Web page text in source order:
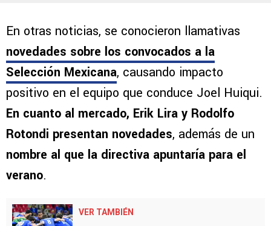
En otras noticias, se conocieron llamativas
novedades sobre los convocados a la
Selección Mexicana, causando impacto
positivo en el equipo que conduce Joel Huiqui.
En cuanto al mercado, Erik Lira y Rodolfo
Rotondi presentan novedades, además de un
nombre al que la directiva apuntaría para el
verano.
VER TAMBIÉN